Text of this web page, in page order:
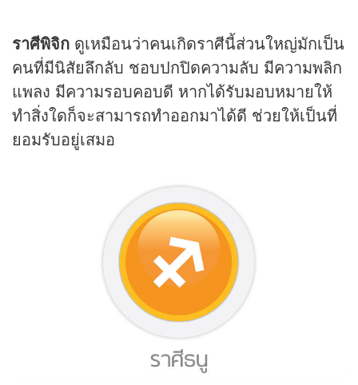
ราศีพิจิก ดูเหมือนว่าคนเกิดราศีนี้ส่วนใหญ่มักเป็น
คนที่มีนิสัยลึกลับ ชอบปกปิดความลับ มีความพลิก
แพลง มีความรอบคอบดี หากได้รับมอบหมายให้
ทำสิ่งใดก็จะสามารถทำออกมาได้ดี ช่วยให้เป็นที่
ยอมรับอยู่เสมอ